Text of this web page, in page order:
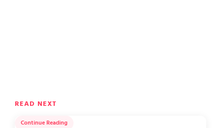
READ NEXT
Continue Reading